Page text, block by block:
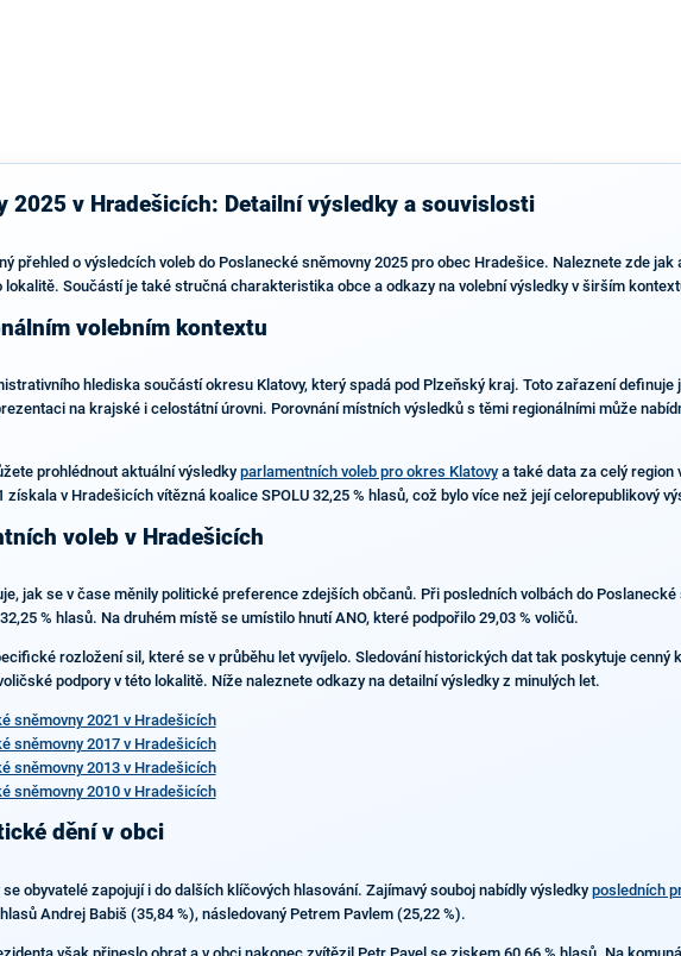
2025 v Hradešicích: Detailní výsledky a souvislosti
přehled o výsledcích voleb do Poslanecké sněmovny 2025 pro obec Hradešice. Naleznete zde
Součástí je také stručná charakteristika obce a odkazy na volební výsledky v širším
volebním kontextu
hlediska součástí okresu Klatovy, který spadá pod Plzeňský kraj. Toto zařazení definuje
na krajské i celostátní úrovni. Porovnání místních výsledků s těmi regionálními může
prohlédnout aktuální výsledkyparlamentních voleb pro okres Klatovya také data za celý region
získala v Hradešicích vítězná koalice SPOLU 32,25 % hlasů, což bylo více než její celorepublikový
voleb v Hradešicích
jak se v čase měnily politické preference zdejších občanů. Při posledních volbách do
% hlasů. Na druhém místě se umístilo hnutí ANO, které podpořilo 29,03 % voličů.
rozložení sil, které se v průběhu let vyvíjelo. Sledování historických dat tak poskytuje cenný
podpory v této lokalitě. Níže naleznete odkazy na detailní výsledky z minulých let.
sněmovny 2021 v Hradešicích
sněmovny 2017 v Hradešicích
sněmovny 2013 v Hradešicích
sněmovny 2010 v Hradešicích
dění v obci
obyvatelé zapojují i do dalších klíčových hlasování. Zajímavý souboj nabídly výsledky posledních
Andrej Babiš (35,84 %), následovaný Petrem Pavlem (25,22 %).